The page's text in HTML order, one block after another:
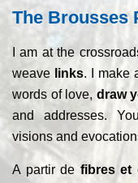
The Brousses
I am at the
weave links. I make
words of love, draw
and addresses.
visions and
A partir de fibres et